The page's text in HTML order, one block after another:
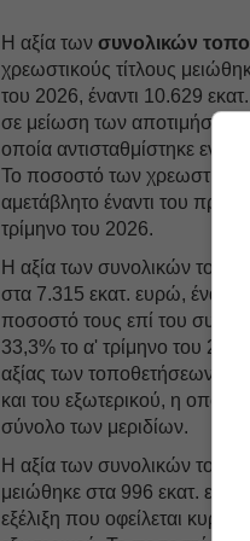
Η αξία τωνσυνολικών
χρεωστικούς τίτλους
του 2026, έναντι 10.629
σε μείωση των αποτιμήσεων
οποία αντισταθμίστηκε εν
Το ποσοστό των χρεωστικών
αμετάβλητο έναντι του
τρίμηνο του 2026.
Η αξία των συνολικών
στα 7.315 εκατ. ευρώ,
ποσοστό τους επί του
33,3% το α' τρίμηνο του
αξίας των τοποθετήσεων
και του εξωτερικού, η οποία
σύνολο των μεριδίων.
Η αξία των συνολικών
μειώθηκε στα 996 εκατ.
εξέλιξη που οφείλεται